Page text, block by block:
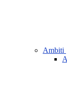
Ambiti